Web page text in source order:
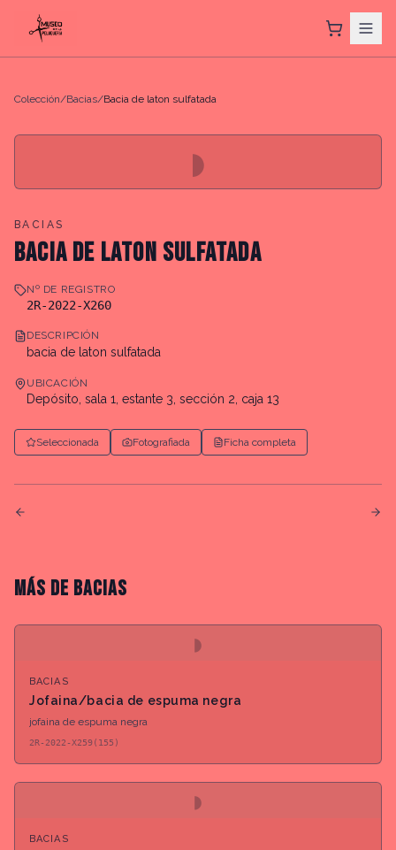
Colección/Bacias/Bacia de laton sulfatada
◗
BACIAS
BACIA DE LATON SULFATADA
Nº DE REGISTRO
2R-2022-X260
DESCRIPCIÓN
bacia de laton sulfatada
UBICACIÓN
Depósito, sala 1, estante 3, sección 2, caja 13
Seleccionada Fotografiada Ficha completa
MÁS DE BACIAS
◗
BACIAS
Jofaina/bacia de espuma negra
jofaina de espuma negra
2R-2022-X259(155)
◗
BACIAS